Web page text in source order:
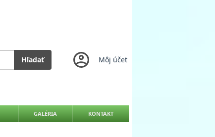
Hľadať Môj účet
GALÉRIA KONTAKT